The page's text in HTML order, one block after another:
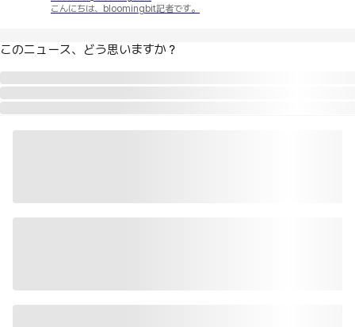
こんにちは、bloomingbit記者です。
このニュース、どう思いますか？